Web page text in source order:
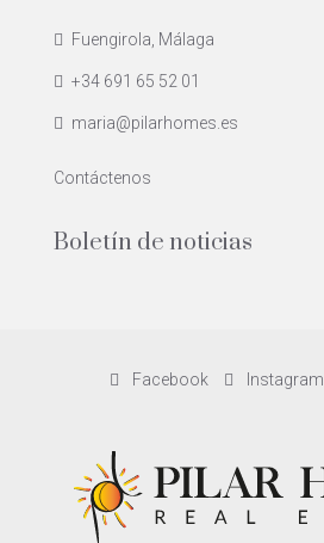
Fuengirola, Málaga
+34 691 65 52 01
maria@pilarhomes.es
Contáctenos
Boletín de noticias
Facebook Instagram